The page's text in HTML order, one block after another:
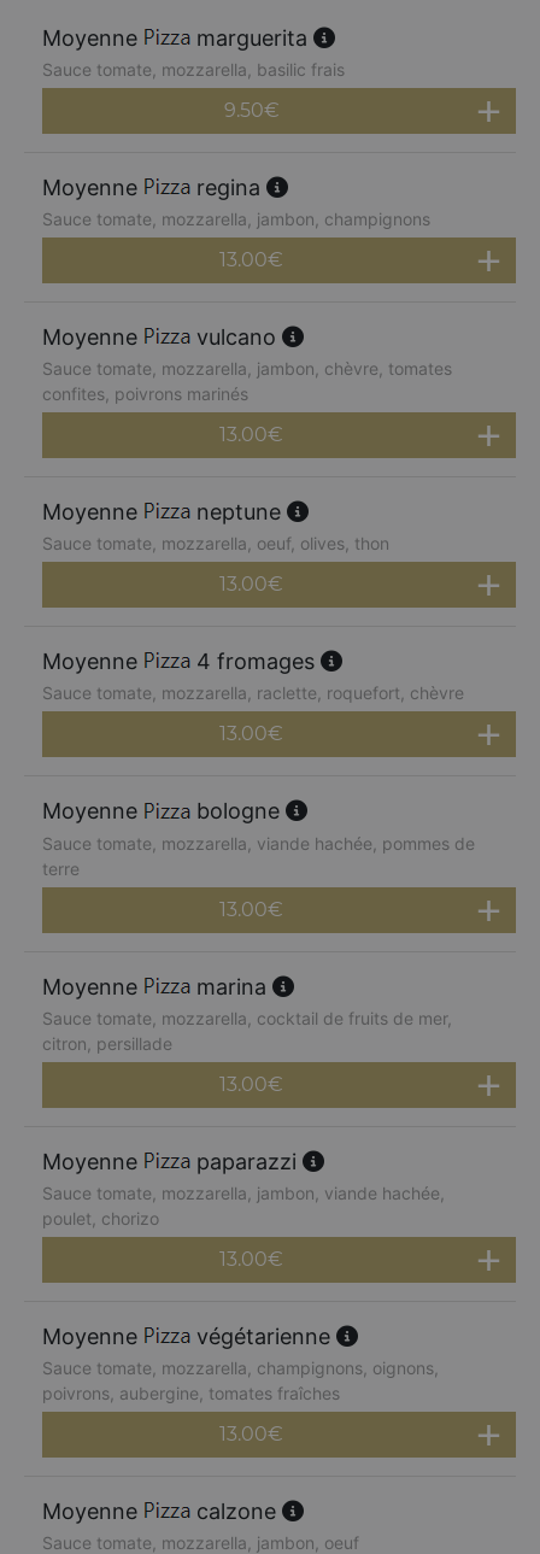
Moyenne marguerita
Sauce tomate, mozzarella, basilic frais
9.50€
Moyenne regina
Sauce tomate, mozzarella, jambon, champignons
13.00€
Moyenne vulcano
Sauce tomate, mozzarella, jambon, chèvre, tomates
confites, poivrons marinés
13.00€
Moyenne neptune
Sauce tomate, mozzarella, oeuf, olives, thon
13.00€
Moyenne 4 fromages
Sauce tomate, mozzarella, raclette, roquefort, chèvre
13.00€
Moyenne bologne
Sauce tomate, mozzarella, viande hachée, pommes de
terre
13.00€
Moyenne marina
Sauce tomate, mozzarella, cocktail de fruits de mer,
citron, persillade
13.00€
Moyenne paparazzi
Sauce tomate, mozzarella, jambon, viande hachée,
poulet, chorizo
13.00€
Moyenne végétarienne
Sauce tomate, mozzarella, champignons, oignons,
poivrons, aubergine, tomates fraîches
13.00€
Moyenne calzone
Sauce tomate, mozzarella, jambon, oeuf